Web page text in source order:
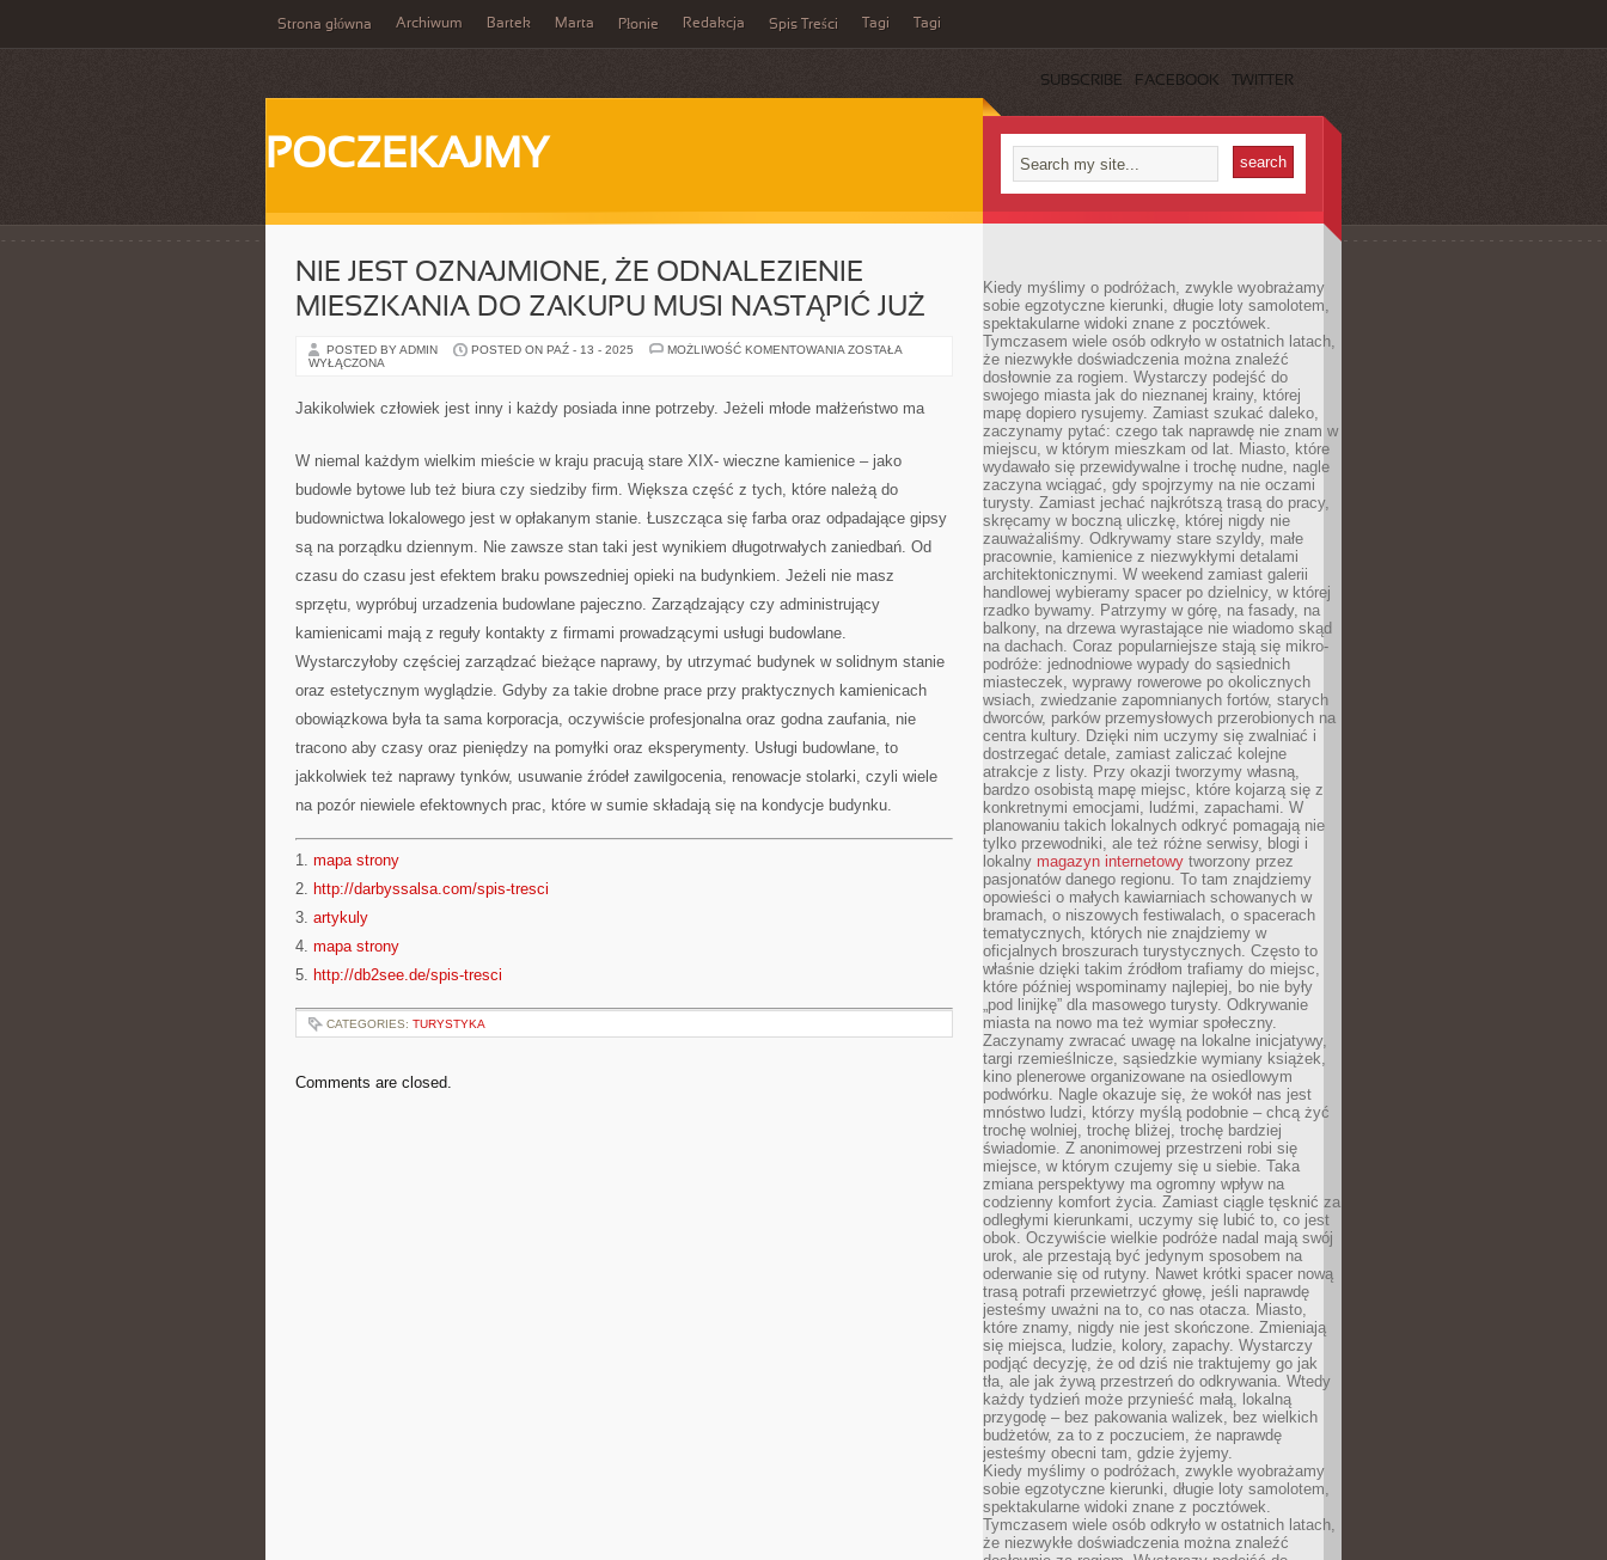
Strona główna Archiwum Bartek Marta Płonie Redakcja Spis Treści Tagi Tagi
SUBSCRIBE FACEBOOK TWITTER
POCZEKAJMY
NIE JEST OZNAJMIONE, ŻE ODNALEZIENIE
MIESZKANIA DO ZAKUPU MUSI NASTĄPIĆ JUŻ
POSTED BY ADMIN POSTED ON PAŹ - 13 - 2025 MOŻLIWOŚĆ KOMENTOWANIA NIE
ODNALEZIENIE
MIESZKANIA
MUSI
NASTĄPIĆ
ZOSTAŁA
WYŁĄCZONA
Jakikolwiek człowiek jest inny i każdy posiada inne potrzeby. Jeżeli młode małżeństwo ma
W niemal każdym wielkim mieście w kraju pracują stare XIX- wieczne kamienice – jako
budowle bytowe lub też biura czy siedziby firm. Większa część z tych, które należą do
budownictwa lokalowego jest w opłakanym stanie. Łuszcząca się farba oraz odpadające gipsy
są na porządku dziennym. Nie zawsze stan taki jest wynikiem długotrwałych zaniedbań. Od
czasu do czasu jest efektem braku powszedniej opieki na budynkiem. Jeżeli nie masz
sprzętu, wypróbuj urzadzenia budowlane pajeczno. Zarządzający czy administrujący
kamienicami mają z reguły kontakty z firmami prowadzącymi usługi budowlane.
Wystarczyłoby częściej zarządzać bieżące naprawy, by utrzymać budynek w solidnym stanie
oraz estetycznym wyglądzie. Gdyby za takie drobne prace przy praktycznych kamienicach
obowiązkowa była ta sama korporacja, oczywiście profesjonalna oraz godna zaufania, nie
tracono aby czasy oraz pieniędzy na pomyłki oraz eksperymenty. Usługi budowlane, to
jakkolwiek też naprawy tynków, usuwanie źródeł zawilgocenia, renowacje stolarki, czyli wiele
na pozór niewiele efektownych prac, które w sumie składają się na kondycje budynku.
1. mapa strony
2. http://darbyssalsa.com/spis-tresci
3. artykuly
4. mapa strony
5. http://db2see.de/spis-tresci
CATEGORIES: TURYSTYKA
Comments are closed.
Kiedy myślimy o podróżach, zwykle wyobrażamy
sobie egzotyczne kierunki, długie loty samolotem,
spektakularne widoki znane z pocztówek.
Tymczasem wiele osób odkryło w ostatnich latach,
że niezwykłe doświadczenia można znaleźć
dosłownie za rogiem. Wystarczy podejść do
swojego miasta jak do nieznanej krainy, której
mapę dopiero rysujemy. Zamiast szukać daleko,
zaczynamy pytać: czego tak naprawdę nie znam w
miejscu, w którym mieszkam od lat. Miasto, które
wydawało się przewidywalne i trochę nudne, nagle
zaczyna wciągać, gdy spojrzymy na nie oczami
turysty. Zamiast jechać najkrótszą trasą do pracy,
skręcamy w boczną uliczkę, której nigdy nie
zauważaliśmy. Odkrywamy stare szyldy, małe
pracownie, kamienice z niezwykłymi detalami
architektonicznymi. W weekend zamiast galerii
handlowej wybieramy spacer po dzielnicy, w której
rzadko bywamy. Patrzymy w górę, na fasady, na
balkony, na drzewa wyrastające nie wiadomo skąd
na dachach. Coraz popularniejsze stają się mikro-
podróże: jednodniowe wypady do sąsiednich
miasteczek, wyprawy rowerowe po okolicznych
wsiach, zwiedzanie zapomnianych fortów, starych
dworców, parków przemysłowych przerobionych na
centra kultury. Dzięki nim uczymy się zwalniać i
dostrzegać detale, zamiast zaliczać kolejne
atrakcje z listy. Przy okazji tworzymy własną,
bardzo osobistą mapę miejsc, które kojarzą się z
konkretnymi emocjami, ludźmi, zapachami. W
planowaniu takich lokalnych odkryć pomagają nie
tylko przewodniki, ale też różne serwisy, blogi i
lokalny magazyn internetowy tworzony przez
pasjonatów danego regionu. To tam znajdziemy
opowieści o małych kawiarniach schowanych w
bramach, o niszowych festiwalach, o spacerach
tematycznych, których nie znajdziemy w
oficjalnych broszurach turystycznych. Często to
właśnie dzięki takim źródłom trafiamy do miejsc,
które później wspominamy najlepiej, bo nie były
„pod linijkę” dla masowego turysty. Odkrywanie
miasta na nowo ma też wymiar społeczny.
Zaczynamy zwracać uwagę na lokalne inicjatywy,
targi rzemieślnicze, sąsiedzkie wymiany książek,
kino plenerowe organizowane na osiedlowym
podwórku. Nagle okazuje się, że wokół nas jest
mnóstwo ludzi, którzy myślą podobnie – chcą żyć
trochę wolniej, trochę bliżej, trochę bardziej
świadomie. Z anonimowej przestrzeni robi się
miejsce, w którym czujemy się u siebie. Taka
zmiana perspektywy ma ogromny wpływ na
codzienny komfort życia. Zamiast ciągle tęsknić za
odległymi kierunkami, uczymy się lubić to, co jest
obok. Oczywiście wielkie podróże nadal mają swój
urok, ale przestają być jedynym sposobem na
oderwanie się od rutyny. Nawet krótki spacer nową
trasą potrafi przewietrzyć głowę, jeśli naprawdę
jesteśmy uważni na to, co nas otacza. Miasto,
które znamy, nigdy nie jest skończone. Zmieniają
się miejsca, ludzie, kolory, zapachy. Wystarczy
podjąć decyzję, że od dziś nie traktujemy go jak
tła, ale jak żywą przestrzeń do odkrywania. Wtedy
każdy tydzień może przynieść małą, lokalną
przygodę – bez pakowania walizek, bez wielkich
budżetów, za to z poczuciem, że naprawdę
jesteśmy obecni tam, gdzie żyjemy.
Kiedy myślimy o podróżach, zwykle wyobrażamy
sobie egzotyczne kierunki, długie loty samolotem,
spektakularne widoki znane z pocztówek.
Tymczasem wiele osób odkryło w ostatnich latach,
że niezwykłe doświadczenia można znaleźć